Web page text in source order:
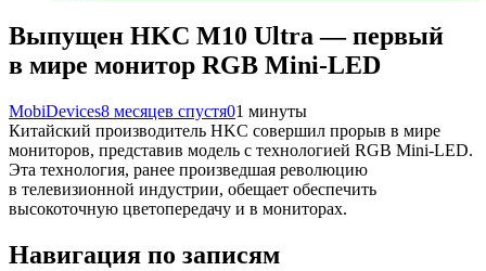
Выпущен HKC M10 Ultra — первый
в мире монитор RGB Mini-LED
MobiDevices8 месяцев спустя01 минуты
Китайский производитель HKC совершил прорыв в мире
мониторов, представив модель с технологией RGB Mini-LED.
Эта технология, ранее произведшая революцию
в телевизионной индустрии, обещает обеспечить
высокоточную цветопередачу и в мониторах.
Навигация по записям